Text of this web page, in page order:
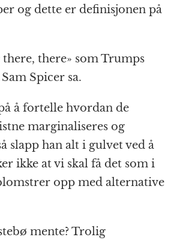
og dette er definisjonen på
there» som Trumps
Spicer sa.
å fortelle hvordan de
marginaliseres og
slapp han alt i gulvet ved å
ikke at vi skal få det som i
opp med alternative
mente? Trolig